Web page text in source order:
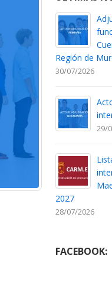
Región de
30/07/2026
29/
2027
28/07/2026
FACEBOOK: